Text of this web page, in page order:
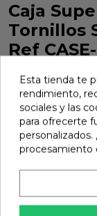
Caja
Tornillos
Ref
Ref CASE-
Marca: Savox
5,69 €
En stock
Esta tienda te
rendimiento,
sociales y las
para ofrecerte
procesamiento